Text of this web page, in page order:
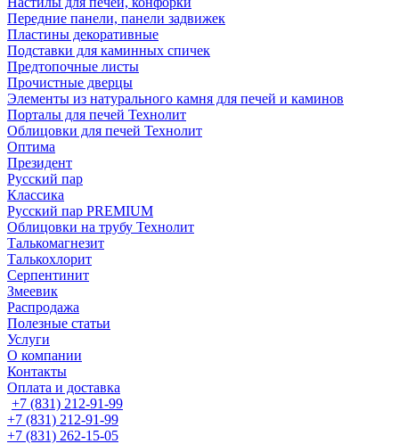
Передние панели, панели задвижек
Пластины декоративные
Подставки для каминных спичек
Предтопочные листы
Прочистные дверцы
Элементы из натурального камня для печей и каминов
Порталы для печей Технолит
Облицовки для печей Технолит
Оптима
Президент
Русский пар
Классика
Русский пар PREMIUM
Облицовки на трубу Технолит
Талькомагнезит
Талькохлорит
Серпентинит
Змеевик
Распродажа
Полезные статьи
Услуги
О компании
Контакты
Оплата и доставка
+7 (831) 212-91-99
+7 (831) 212-91-99
+7 (831) 262-15-05